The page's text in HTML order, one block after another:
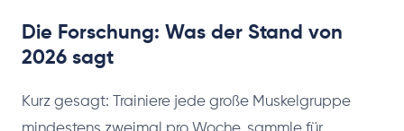
Die Forschung: Was der Stand von
2026 sagt
Kurz gesagt: Trainiere jede große Muskelgruppe